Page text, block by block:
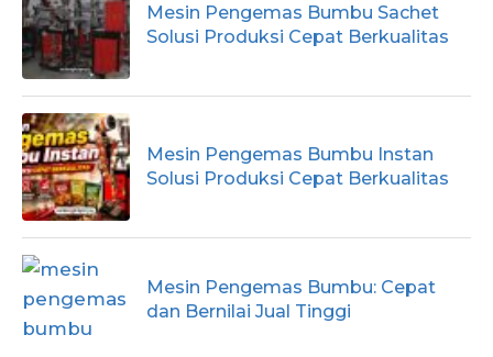
Mesin Pengemas Bumbu Sachet
Solusi Produksi Cepat Berkualitas
Mesin Pengemas Bumbu Instan
Solusi Produksi Cepat Berkualitas
Mesin Pengemas Bumbu: Cepat
dan Bernilai Jual Tinggi